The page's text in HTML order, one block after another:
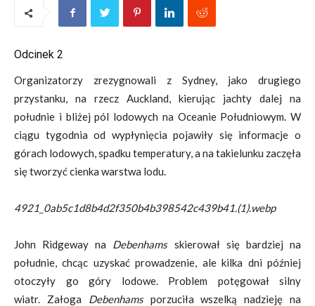
Odcinek 2
Organizatorzy zrezygnowali z Sydney, jako drugiego
przystanku, na rzecz Auckland, kierując jachty dalej na
południe i bliżej pól lodowych na Oceanie Południowym. W
ciągu tygodnia od wypłynięcia pojawiły się informacje o
górach lodowych, spadku temperatury, a na takielunku zaczęła
się tworzyć cienka warstwa lodu.
4921_0ab5c1d8b4d2f350b4b398542c439b41.(1).webp
John Ridgeway na Debenhamsskierował się bardziej na
południe, chcąc uzyskać prowadzenie, ale kilka dni później
otoczyły go góry lodowe. Problem potęgował silny
wiatr. Załoga Debenhamsporzuciła wszelką nadzieję na